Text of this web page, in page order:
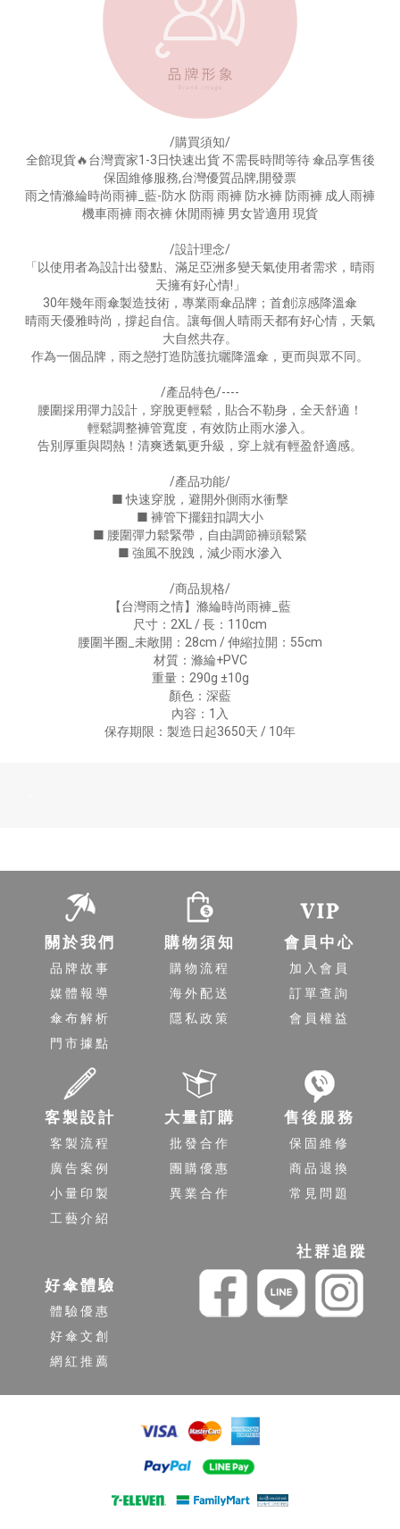
/購買須知/
全館現貨🔥台灣賣家1-3日快速出貨 不需長時間等待 傘品享售後
保固維修服務,台灣優質品牌,開發票
雨之情滌綸時尚雨褲_藍-防水 防雨 雨褲 防水褲 防雨褲 成人雨褲
機車雨褲 雨衣褲 休閒雨褲 男女皆適用 現貨
/設計理念/
「以使用者為設計出發點、滿足亞洲多變天氣使用者需求，晴雨
天擁有好心情!」
30年幾年雨傘製造技術，專業雨傘品牌；首創涼感降溫傘
晴雨天優雅時尚，撐起自信。讓每個人晴雨天都有好心情，天氣
大自然共存。
作為一個品牌，雨之戀打造防護抗曬降溫傘，更而與眾不同。
/產品特色/----
腰圍採用彈力設計，穿脫更輕鬆，貼合不勒身，全天舒適！
輕鬆調整褲管寬度，有效防止雨水滲入。
告別厚重與悶熱！清爽透氣更升級，穿上就有輕盈舒適感。
/產品功能/
■ 快速穿脫，避開外側雨水衝擊
■ 褲管下擺鈕扣調大小
■ 腰圍彈力鬆緊帶，自由調節褲頭鬆緊
■ 強風不脫跩，減少雨水滲入
/商品規格/
【台灣雨之情】滌綸時尚雨褲_藍
尺寸：2XL / 長：110cm
腰圍半圈_未敞開：28cm / 伸縮拉開：55cm
材質：滌綸+PVC
重量：290g ±10g
顏色：深藍
內容：1入
保存期限：製造日起3650天 / 10年
關於我們
品牌故事
媒體報導
傘布解析
門市據點
購物須知
購物流程
海外配送
隱私政策
會員中心
加入會員
訂單查詢
會員權益
客製設計
客製流程
廣告案例
小量印製
工藝介紹
大量訂購
批發合作
團購優惠
異業合作
售後服務
保固維修
商品退換
常見問題
好傘體驗
體驗優惠
好傘文創
網紅推薦
社群追蹤